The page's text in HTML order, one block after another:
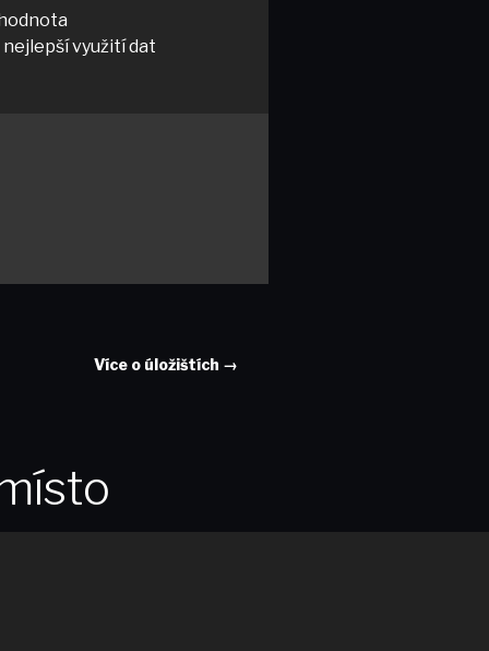
využití dat
Více o úložištích →